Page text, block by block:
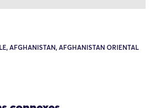
AFGHANISTAN, AFGHANISTAN ORIENTAL